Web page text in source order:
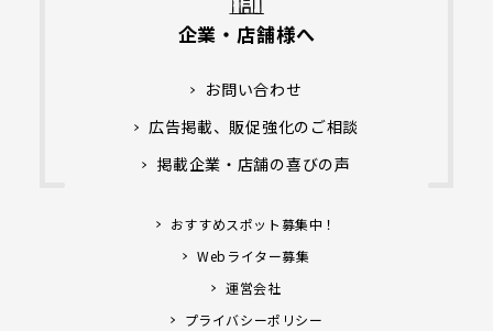
企業・店舗様へ
お問い合わせ
広告掲載、販促強化のご相談
掲載企業・店舗の喜びの声
おすすめスポット募集中！
Webライター募集
運営会社
プライバシーポリシー